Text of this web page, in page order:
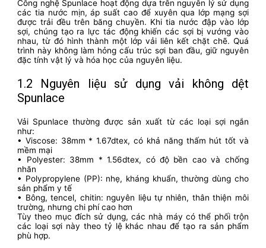
Công nghệ Spunlace hoạt động dựa trên nguyên lý sử dụng
các tia nước mịn, áp suất cao để xuyên qua lớp mạng sợi
được trải đều trên băng chuyền. Khi tia nước đập vào lớp
sợi, chúng tạo ra lực tác động khiến các sợi bị vướng vào
nhau, từ đó hình thành một lớp vải liên kết chặt chẽ. Quá
trình này không làm hỏng cấu trúc sợi ban đầu, giữ nguyên
đặc tính vật lý và hóa học của nguyên liệu.
1.2 Nguyên liệu sử dụng vải không dệt
Spunlace
Vải Spunlace thường được sản xuất từ các loại sợi ngắn
như:
• Viscose: 38mm * 1.67dtex, có khả năng thấm hút tốt và
mềm mại
• Polyester: 38mm * 1.56dtex, có độ bền cao và chống
nhăn
• Polypropylene (PP): nhẹ, kháng khuẩn, thường dùng cho
sản phẩm y tế
• Bông, tencel, chitin: nguyên liệu tự nhiên, thân thiện môi
trường, nhưng chi phí cao hơn
Tùy theo mục đích sử dụng, các nhà máy có thể phối trộn
các loại sợi này theo tỷ lệ khác nhau để tạo ra sản phẩm
phù hợp.